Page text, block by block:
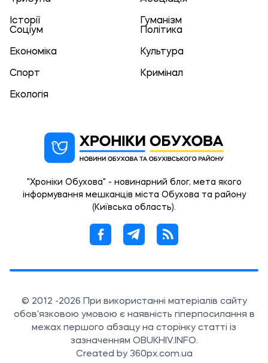
Історії
Гуманізм
Соціум
Політика
Економіка Культура
Спорт Кримінал
Екологія
"Хроніки Обухова" - новинарний блог, мета якого
інформування мешканців міста Обухова та району
(Київська область).
© 2012 -2026 При використанні матеріалів сайту
обов'язковою умовою є наявність гіперпосилання в
межах першого абзацу на сторінку статті із
зазначенням OBUKHIV.INFO.
Created by 360px.com.ua